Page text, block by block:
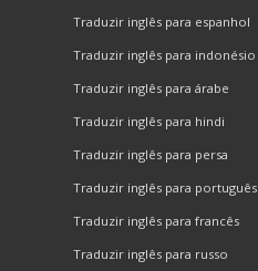
Traduzir inglês para espanhol
Traduzir inglês para indonésio
Traduzir inglês para árabe
Traduzir inglês para hindi
Traduzir inglês para persa
Traduzir inglês para português
Traduzir inglês para francês
Traduzir inglês para russo